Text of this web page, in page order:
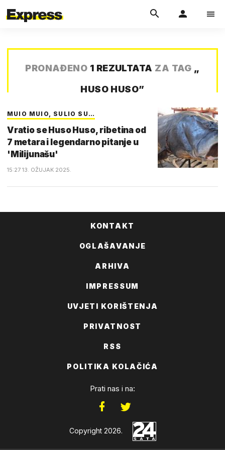
PRONAĐENO 1 REZULTATA ZA TAG „
HUSO HUSO”
MUIO MUIO, SULIO SU…
Vratio se Huso Huso, ribetina od
7 metara i legendarno pitanje u
'Milijunašu'
15:27 13. OŽUJAK 2025.
KONTAKT
OGLAŠAVANJE
ARHIVA
IMPRESSUM
UVJETI KORIŠTENJA
PRIVATNOST
RSS
POLITIKA KOLAČIĆA
Prati nas i na:
Copyright 2026.